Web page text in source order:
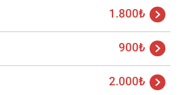
1.800₺
900₺
2.000₺